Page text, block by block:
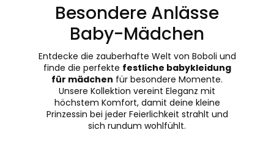
Zwischensumme
Gesamtbetrag 0,00 €
weiter Start der Bestellung
Besondere Anlässe
Baby-Mädchen
Entdecke die zauberhafte Welt von Boboli und
finde die perfekte festliche babykleidung
für mädchen für besondere Momente.
Unsere Kollektion vereint Eleganz mit
höchstem Komfort, damit deine kleine
Prinzessin bei jeder Feierlichkeit strahlt und
sich rundum wohlfühlt.